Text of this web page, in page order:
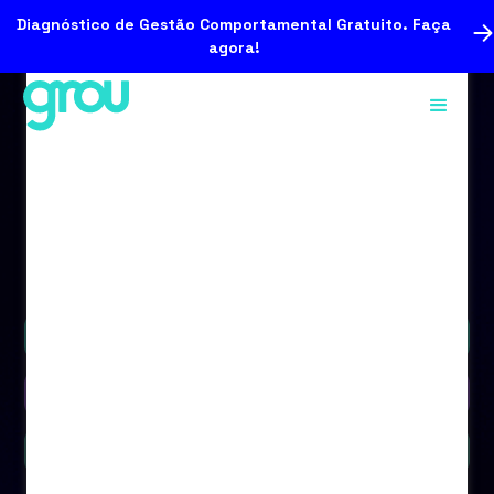
Diagnóstico de Gestão Comportamental Gratuito. Faça
agora!